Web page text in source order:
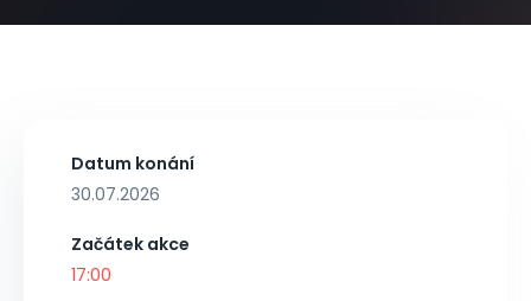
Datum konání
30.07.2026
Začátek akce
17:00